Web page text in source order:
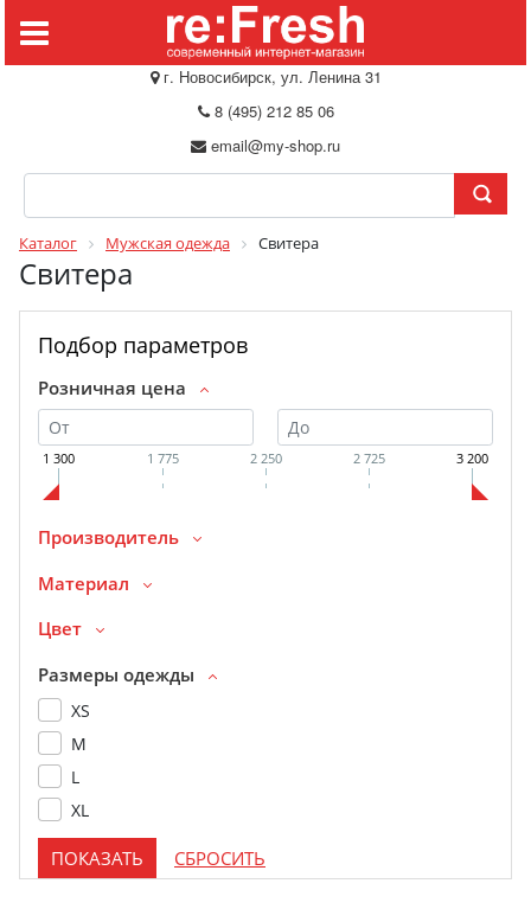
г. Новосибирск, ул. Ленина 31
8 (495) 212 85 06
email@my-shop.ru
Каталог Мужская одежда Свитера
Свитера
Подбор параметров
Розничная цена
1 300 1 775 2 250 2 725 3 200
Производитель
Материал
Цвет
Размеры одежды
XS
M
L
XL